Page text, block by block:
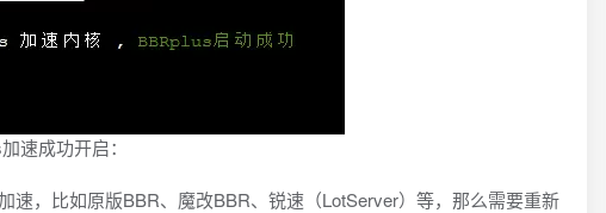
速成功开启：
速，比如原版BBR、魔改BBR、锐速（LotServer）等，那么需要重新